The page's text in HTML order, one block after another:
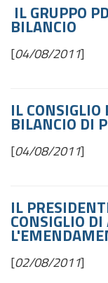
IL GRUPPO
BILANCIO
[04/08/2011]
IL
BILANCIO DI
[04/08/2011]
IL
CONSIGLIO
[02/08/2011]